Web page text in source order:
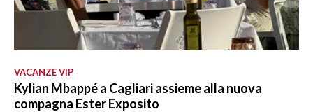
VACANZE VIP
Kylian Mbappé a Cagliari assieme alla nuova
compagna Ester Exposito